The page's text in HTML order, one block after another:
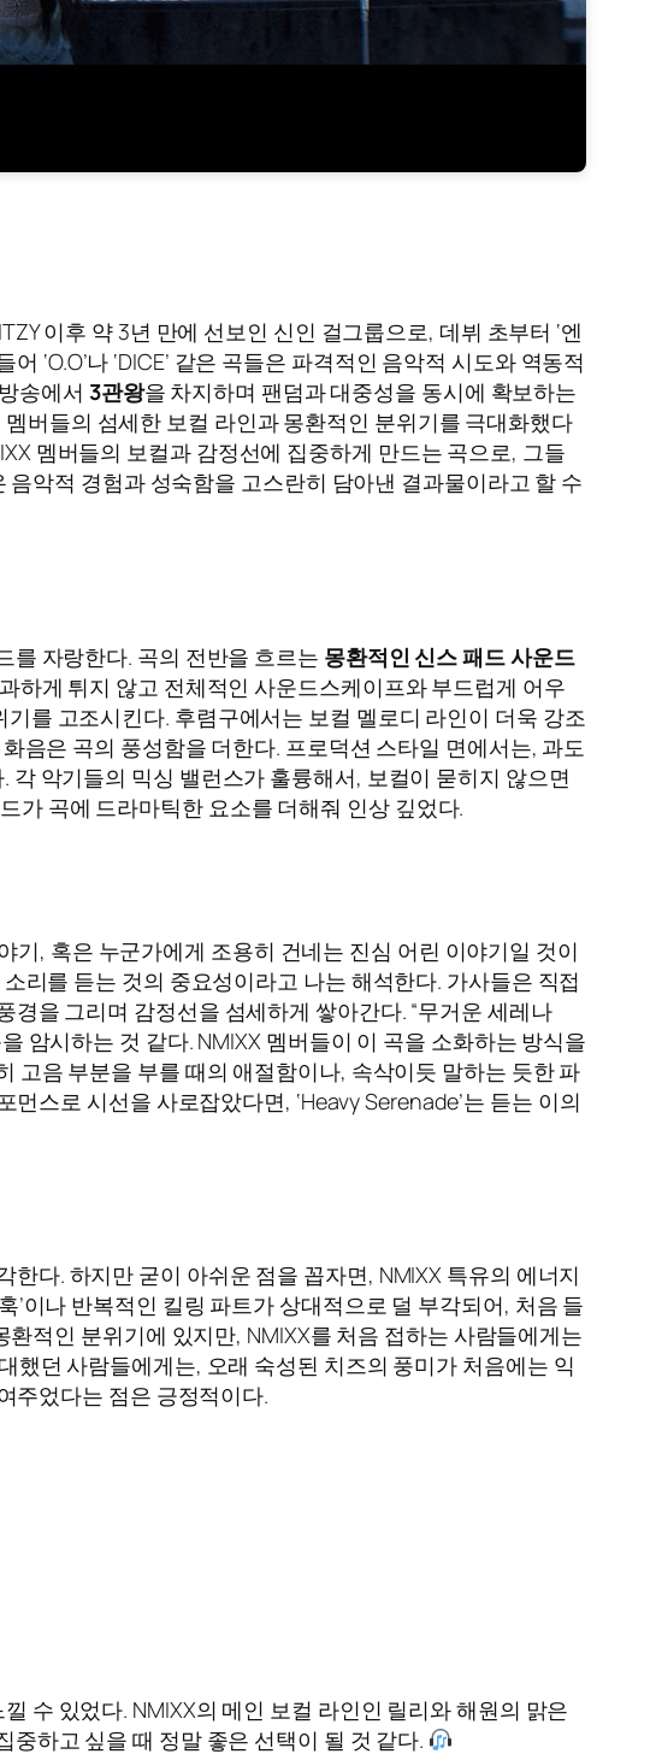
이후 약 3년 만에 선보인 신인 걸그룹으로, 데뷔 초부터 ‘엔
‘O.O’나 ‘DICE’ 같은 곡들은 파격적인 음악적 시도와 역동적
송에서 3관왕을 차지하며 팬덤과 대중성을 동시에 확보하는
버들의 섬세한 보컬 라인과 몽환적인 분위기를 극대화했다
멤버들의 보컬과 감정선에 집중하게 만드는 곡으로, 그들
악적 경험과 성숙함을 고스란히 담아낸 결과물이라고 할 수
를 자랑한다. 곡의 전반을 흐르는 몽환적인 신스 패드 사운드
하게 튀지 않고 전체적인 사운드스케이프와 부드럽게 어우
를 고조시킨다. 후렴구에서는 보컬 멜로디 라인이 더욱 강조
음은 곡의 풍성함을 더한다. 프로덕션 스타일 면에서는, 과도
악기들의 믹싱 밸런스가 훌륭해서, 보컬이 묻히지 않으면
가 곡에 드라마틱한 요소를 더해줘 인상 깊었다.
기, 혹은 누군가에게 조용히 건네는 진심 어린 이야기일 것이
리를 듣는 것의 중요성이라고 나는 해석한다. 가사들은 직접
을 그리며 감정선을 섬세하게 쌓아간다. “무거운 세레나
암시하는 것 같다. NMIXX 멤버들이 이 곡을 소화하는 방식을
고음 부분을 부를 때의 애절함이나, 속삭이듯 말하는 듯한 파
스로 시선을 사로잡았다면, ‘Heavy Serenade’는 듣는 이의
다. 하지만 굳이 아쉬운 점을 꼽자면, NMIXX 특유의 에너지
이나 반복적인 킬링 파트가 상대적으로 덜 부각되어, 처음 들
적인 분위기에 있지만, NMIXX를 처음 접하는 사람들에게는
했던 사람들에게는, 오래 숙성된 치즈의 풍미가 처음에는 익
주었다는 점은 긍정적이다.
수 있었다. NMIXX의 메인 보컬 라인인 릴리와 해원의 맑은
하고 싶을 때 정말 좋은 선택이 될 것 같다.